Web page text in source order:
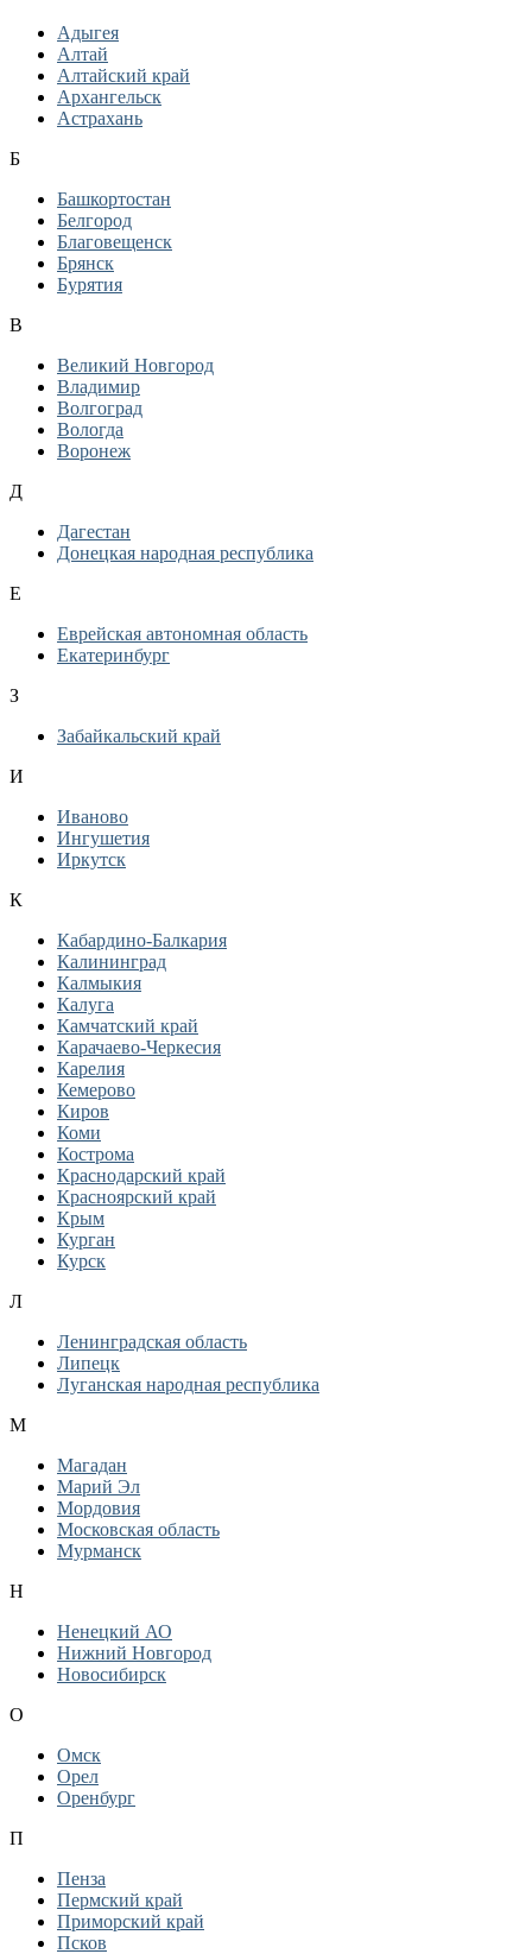
Адыгея
Алтай
Алтайский край
Архангельск
Астрахань
Б
Башкортостан
Белгород
Благовещенск
Брянск
Бурятия
В
Великий Новгород
Владимир
Волгоград
Вологда
Воронеж
Д
Дагестан
Донецкая народная республика
Е
Еврейская автономная область
Екатеринбург
З
Забайкальский край
И
Иваново
Ингушетия
Иркутск
К
Кабардино-Балкария
Калининград
Калмыкия
Калуга
Камчатский край
Карачаево-Черкесия
Карелия
Кемерово
Киров
Коми
Кострома
Краснодарский край
Красноярский край
Крым
Курган
Курск
Л
Ленинградская область
Липецк
Луганская народная республика
М
Магадан
Марий Эл
Мордовия
Московская область
Мурманск
Н
Ненецкий АО
Нижний Новгород
Новосибирск
О
Омск
Орел
Оренбург
П
Пенза
Пермский край
Приморский край
Псков